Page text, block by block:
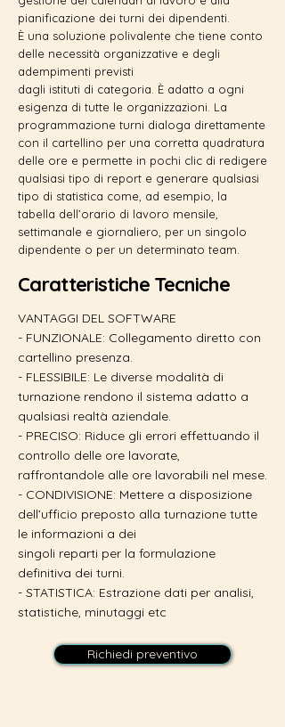
pianificazione dei turni dei dipendenti.
È una soluzione polivalente che tiene conto
delle necessità organizzative e degli
adempimenti previsti
dagli istituti di categoria. È adatto a ogni
esigenza di tutte le organizzazioni. La
programmazione turni dialoga direttamente
con il cartellino per una corretta quadratura
delle ore e permette in pochi clic di redigere
qualsiasi tipo di report e generare qualsiasi
tipo di statistica come, ad esempio, la
tabella dell’orario di lavoro mensile,
settimanale e giornaliero, per un singolo
dipendente o per un determinato team.
Caratteristiche Tecniche
VANTAGGI DEL SOFTWARE
- FUNZIONALE: Collegamento diretto con
cartellino presenza.
- FLESSIBILE: Le diverse modalità di
turnazione rendono il sistema adatto a
qualsiasi realtà aziendale.
- PRECISO: Riduce gli errori effettuando il
controllo delle ore lavorate,
raffrontandole alle ore lavorabili nel mese.
- CONDIVISIONE: Mettere a disposizione
dell’ufficio preposto alla turnazione tutte
le informazioni a dei
singoli reparti per la formulazione
definitiva dei turni.
- STATISTICA: Estrazione dati per analisi,
statistiche, minutaggi etc
Richiedi preventivo